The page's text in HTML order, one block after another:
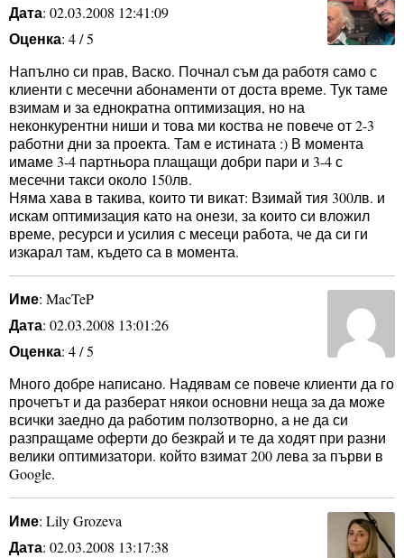
Дата: 02.03.2008 12:41:09
Оценка: 4 / 5
Напълно си прав, Васко. Почнал съм да работя само с
клиенти с месечни абонаменти от доста време. Тук таме
взимам и за еднократна оптимизация, но на
неконкурентни ниши и това ми коства не повече от 2-3
работни дни за проекта. Там е истината :) В момента
имаме 3-4 партньора плащащи добри пари и 3-4 с
месечни такси около 150лв.
Няма хава в такива, които ти викат: Взимай тия 300лв. и
искам оптимизация като на онези, за които си вложил
време, ресурси и усилия с месеци работа, че да си ги
изкарал там, където са в момента.
Име: MacTeP
Дата: 02.03.2008 13:01:26
Оценка: 4 / 5
Много добре написано. Надявам се повече клиенти да го
прочетът и да разберат някои основни неща за да може
всички заедно да работим ползотворно, а не да си
разпращаме оферти до безкрай и те да ходят при разни
велики оптимизатори. който взимат 200 лева за първи в
Google.
Име: Lily Grozeva
Дата: 02.03.2008 13:17:38